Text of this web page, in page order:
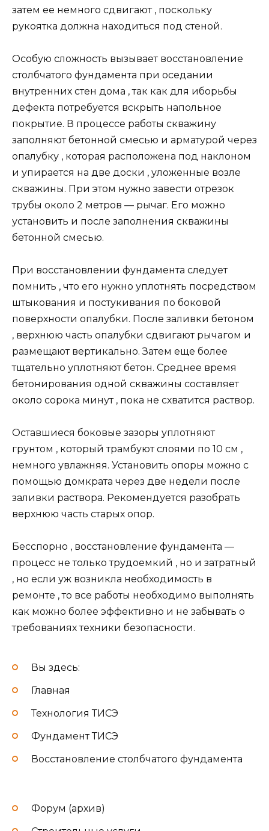
затем ее немного сдвигают , поскольку
рукоятка должна находиться под стеной.
Особую сложность вызывает восстановление
столбчатого фундамента при оседании
внутренних стен дома , так как для иборьбы
дефекта потребуется вскрыть напольное
покрытие. В процессе работы скважину
заполняют бетонной смесью и арматурой через
опалубку , которая расположена под наклоном
и упирается на две доски , уложенные возле
скважины. При этом нужно завести отрезок
трубы около 2 метров — рычаг. Его можно
установить и после заполнения скважины
бетонной смесью.
При восстановлении фундамента следует
помнить , что его нужно уплотнять посредством
штыкования и постукивания по боковой
поверхности опалубки. После заливки бетоном
, верхнюю часть опалубки сдвигают рычагом и
размещают вертикально. Затем еще более
тщательно уплотняют бетон. Среднее время
бетонирования одной скважины составляет
около сорока минут , пока не схватится раствор.
Оставшиеся боковые зазоры уплотняют
грунтом , который трамбуют слоями по 10 см ,
немного увлажняя. Установить опоры можно с
помощью домкрата через две недели после
заливки раствора. Рекомендуется разобрать
верхнюю часть старых опор.
Бесспорно , восстановление фундамента —
процесс не только трудоемкий , но и затратный
, но если уж возникла необходимость в
ремонте , то все работы необходимо выполнять
как можно более эффективно и не забывать о
требованиях техники безопасности.
Вы здесь:
Главная
Технология ТИСЭ
Фундамент ТИСЭ
Восстановление столбчатого фундамента
Форум (архив)